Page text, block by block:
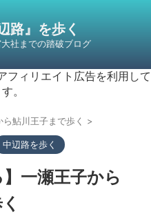
路』を歩く
社までの踏破ブログ
フィリエイト広告を利用して
。
鮎川王子まで歩く >
中辺路を歩く
】一瀬王子から